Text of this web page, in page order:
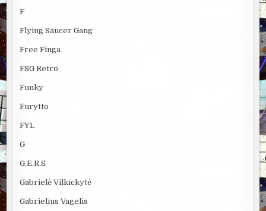
F
Flying Saucer Gang
Free Finga
FSG Retro
Funky
Furytto
FYL
G
G.E.R.S
Gabrielė Vilkickytė
Gabrielius Vagelis